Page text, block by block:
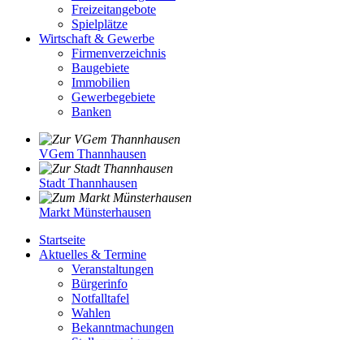
Freizeitangebote
Spielplätze
Wirtschaft & Gewerbe
Firmenverzeichnis
Baugebiete
Immobilien
Gewerbegebiete
Banken
VGem Thannhausen
Stadt Thannhausen
Markt Münsterhausen
Startseite
Aktuelles & Termine
Veranstaltungen
Bürgerinfo
Notfalltafel
Wahlen
Bekanntmachungen